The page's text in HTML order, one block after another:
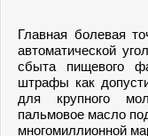
Главная болевая
автоматической
сбыта пищевого
штрафы как
для крупного
пальмовое масло
многомиллионной